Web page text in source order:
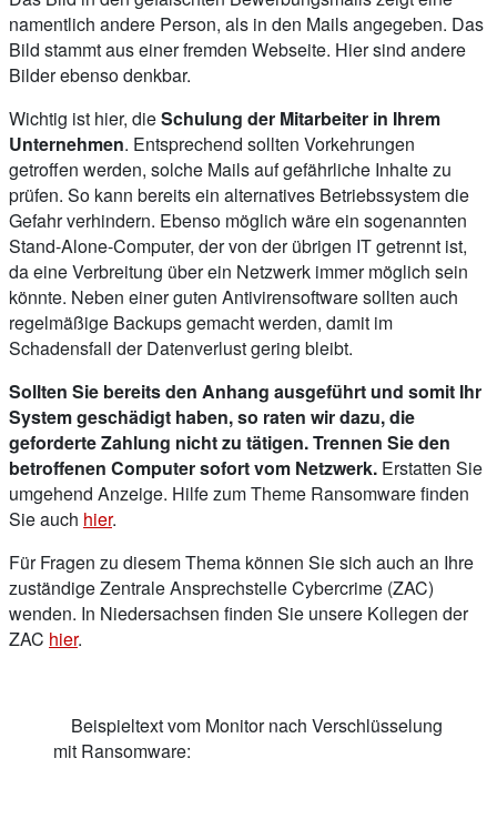
namentlich andere Person, als in den Mails angegeben. Das
Bild stammt aus einer fremden Webseite. Hier sind andere
Bilder ebenso denkbar.
Wichtig ist hier, dieSchulung der Mitarbeiter in Ihrem
Unternehmen. Entsprechend sollten Vorkehrungen
getroffen werden, solche Mails auf gefährliche Inhalte zu
prüfen. So kann bereits ein alternatives Betriebssystem die
Gefahr verhindern. Ebenso möglich wäre ein sogenannten
Stand-Alone-Computer, der von der übrigen IT getrennt ist,
da eine Verbreitung über ein Netzwerk immer möglich sein
könnte. Neben einer guten Antivirensoftware sollten auch
regelmäßige Backups gemacht werden, damit im
Schadensfall der Datenverlust gering bleibt.
Sollten Sie bereits den Anhang ausgeführt und somit Ihr
System geschädigt haben, so raten wir dazu, die
geforderte Zahlung nicht zu tätigen. Trennen Sie den
betroffenen Computer sofort vom Netzwerk. Erstatten Sie
umgehend Anzeige. Hilfe zum Theme Ransomware finden
Sie auch hier.
Für Fragen zu diesem Thema können Sie sich auch an Ihre
zuständige Zentrale Ansprechstelle Cybercrime (ZAC)
wenden. In Niedersachsen finden Sie unsere Kollegen der
ZAC hier.
Beispieltext vom Monitor nach Verschlüsselung
mit Ransomware: